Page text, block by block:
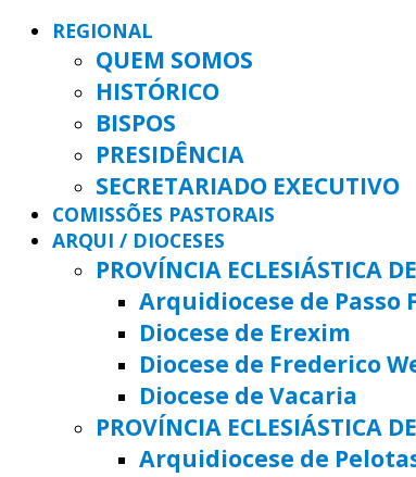
REGIONAL
QUEM SOMOS
HISTÓRICO
BISPOS
PRESIDÊNCIA
SECRETARIADO EXECUTIVO
COMISSÕES PASTORAIS
ARQUI / DIOCESES
PROVÍNCIA ECLESIÁSTICA
Arquidiocese de Passo
Diocese de Erexim
Diocese de Frederico
Diocese de Vacaria
PROVÍNCIA ECLESIÁSTICA
Arquidiocese de